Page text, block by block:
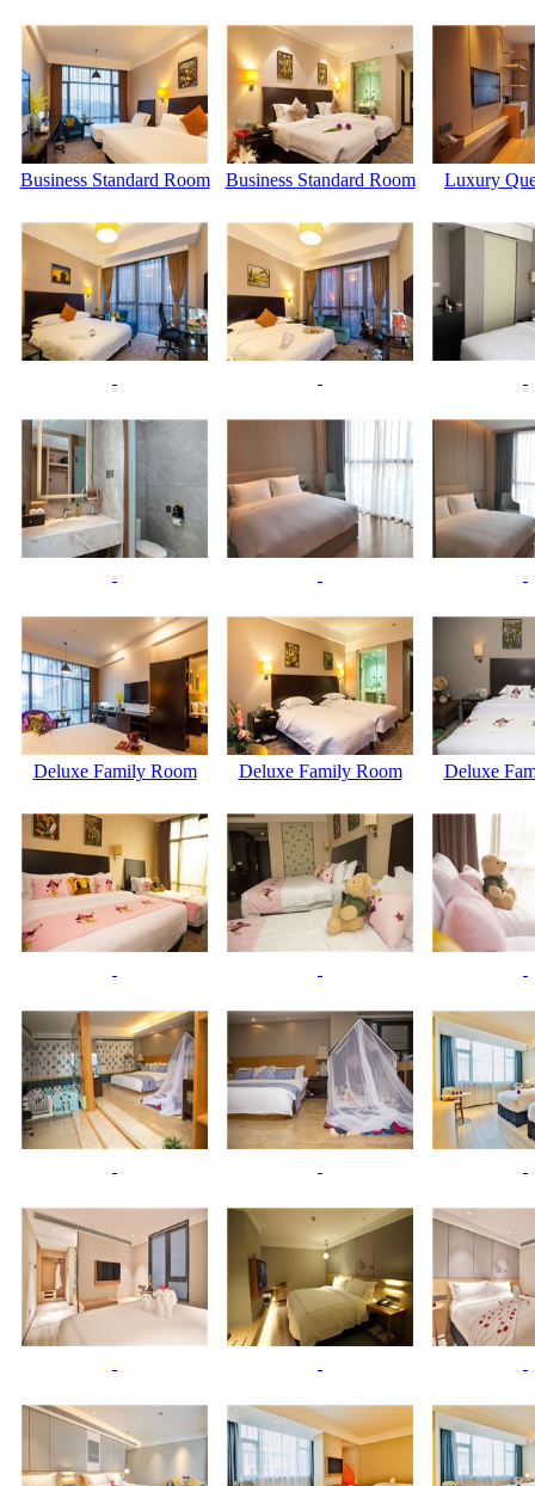
Business Standard Room Business Standard Room Luxury
Deluxe Family Room Deluxe Family Room Deluxe